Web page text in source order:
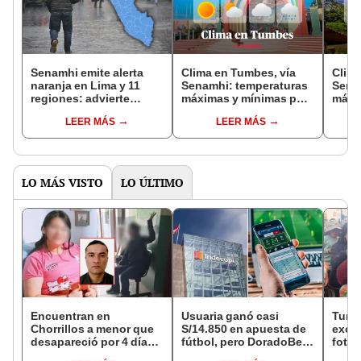
Senamhi emite alerta
naranja en Lima y 11
regiones: advierte
vientos hasta el 12 de
diciembre
LEER MÁS
Clima en Tumbes, vía
Senamhi: temperaturas
máximas y mínimas por
diciembreLEER MÁS
LO MÁS VISTO LO ÚLTIMO
Encuentran en
Chorrillos a menor que
desapareció por 4 días
Usuaria ganó casi
S/14.850 en apuesta de
fútbol, pero DoradoBet